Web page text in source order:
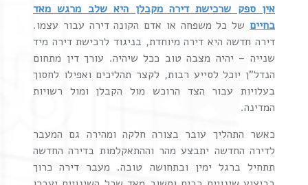
אין ספק שרכישת דירה מקבלן היא שלב מרגש מאד
בחיים של כל משפחה או אדם הקונה דירה עבור עצמו.
דירה חדשה היא דירה מיוחדת, בניגוד לרכישת דירה מיד
שנייה – יהיה מצבה טוב ככל שיהיה. עורך דין מתחום
הנדל"ן יוכל לסייע רבות, לקצר תהליכים ואפילו לחסוך
בעלויות עבור הצד הרוכש מול הקבלן ומול רשויות
המדינה.
כאשר התהליך עובר בצורה חלקה ומהירה גם המעבר
לדירה החדשה יתבצע מהר וההתאקלמות בדירה החדשה
תתחיל ברגל ימין ובתחושה טובה. מעבר דירה כרוך